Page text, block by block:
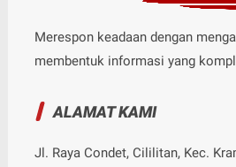
Merespon keadaan dengan
membentuk informasi yang
ALAMAT KAMI
Jl. Raya Condet, Cililitan, Kec.